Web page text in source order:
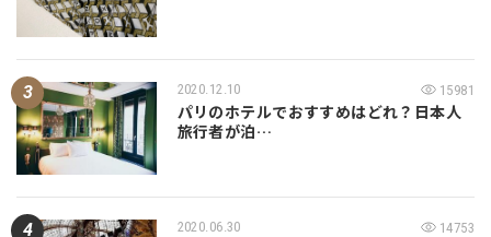
2020.12.10 15981
パリのホテルでおすすめはどれ？日本人
旅行者が泊…
2020.06.30 14753